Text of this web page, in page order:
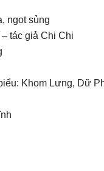
ngọt sủng
– tác giả Chi Chi
Khom Lưng, Dữ